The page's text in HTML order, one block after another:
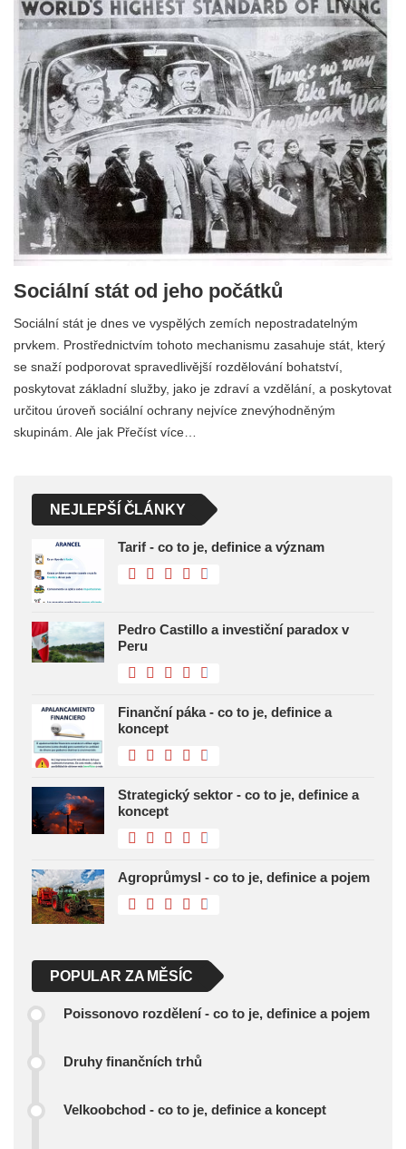
Sociální stát od jeho počátků
Sociální stát je dnes ve vyspělých zemích nepostradatelným
prvkem. Prostřednictvím tohoto mechanismu zasahuje stát, který
se snaží podporovat spravedlivější rozdělování bohatství,
poskytovat základní služby, jako je zdraví a vzdělání, a poskytovat
určitou úroveň sociální ochrany nejvíce znevýhodněným
skupinám. Ale jak Přečíst více…
NEJLEPŠÍ ČLÁNKY
Tarif - co to je, definice a význam
Pedro Castillo a investiční paradox v
Peru
Finanční páka - co to je, definice a
koncept
Strategický sektor - co to je, definice a
koncept
Agroprůmysl - co to je, definice a pojem
POPULAR ZA MĚSÍC
Poissonovo rozdělení - co to je, definice a pojem
Druhy finančních trhů
Velkoobchod - co to je, definice a koncept